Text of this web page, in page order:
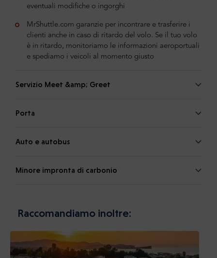
eventuali modifiche o ingorghi
MrShuttle.com garanzie per incontrare e trasferire i
clienti anche in caso di ritardo del volo. Se il tuo volo
è in ritardo, monitoriamo le informazioni aeroportuali
e spediamo i veicoli al momento giusto
Servizio Meet &amp; Greet
Porta
Auto e autobus
Minore impronta di carbonio
Raccomandiamo inoltre: